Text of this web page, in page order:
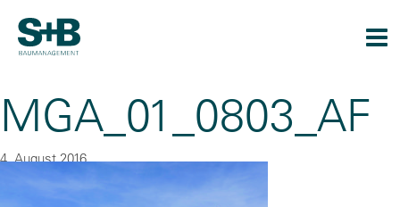
MGA_01_0803_AF
4. August 2016
cubetech